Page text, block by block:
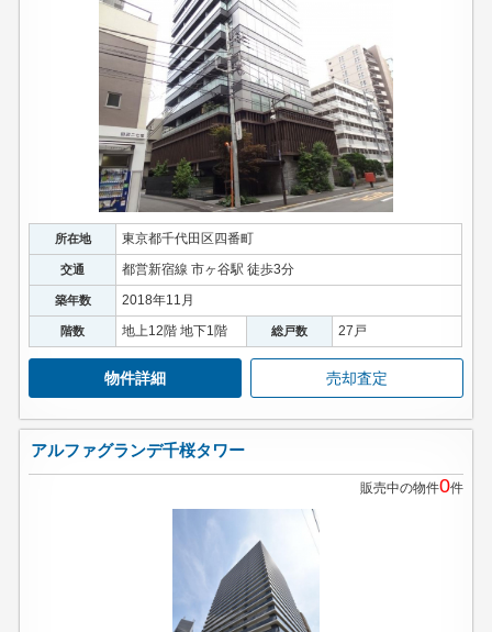
所在地 東京都千代田区四番町
交通 都営新宿線 市ヶ谷駅 徒歩3分
築年数 2018年11月
階数 地上12階 地下1階 総戸数 27戸
物件詳細 売却査定
アルファグランデ千桜タワー
販売中の物件0件